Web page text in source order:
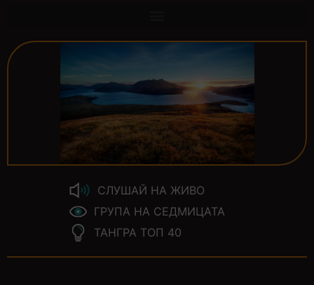
СЛУШАЙ НА ЖИВО
ГРУПА НА СЕДМИЦАТА
ТАНГРА ТОП 40